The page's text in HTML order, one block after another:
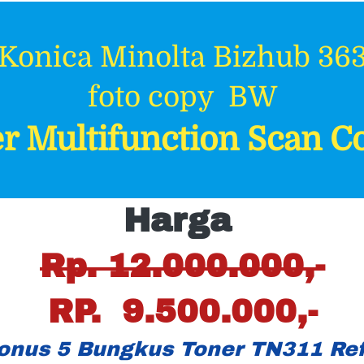
Minolta Bizhub
foto copy  BW
Multifunction Scan
Harga
Rp. 12.000.000,-
RP.  9.500.000,-
5 Bungkus Toner TN311